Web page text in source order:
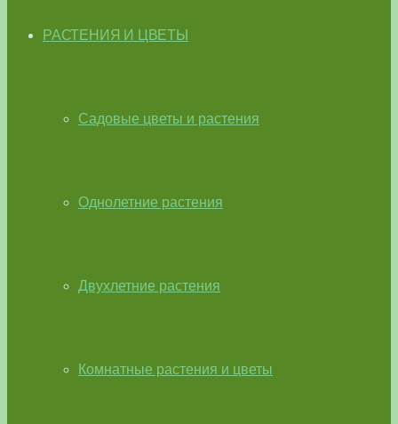
РАСТЕНИЯ И ЦВЕТЫ
Садовые цветы и растения
Однолетние растения
Двухлетние растения
Комнатные растения и цветы